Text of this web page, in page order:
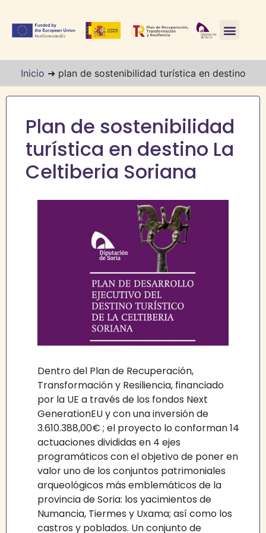
Inicio ➜ plan de sostenibilidad turística en destino
Plan de sostenibilidad
turística en destino La
Celtiberia Soriana
Dentro del Plan de Recuperación,
Transformación y Resiliencia, financiado
por la UE a través de los fondos Next
GenerationEU y con una inversión de
3.610.388,00€ ; el proyecto lo conforman 14
actuaciones divididas en 4 ejes
programáticos con el objetivo de poner en
valor uno de los conjuntos patrimoniales
arqueológicos más emblemáticos de la
provincia de Soria: los yacimientos de
Numancia, Tiermes y Uxama; así como los
castros y poblados. Un conjunto de